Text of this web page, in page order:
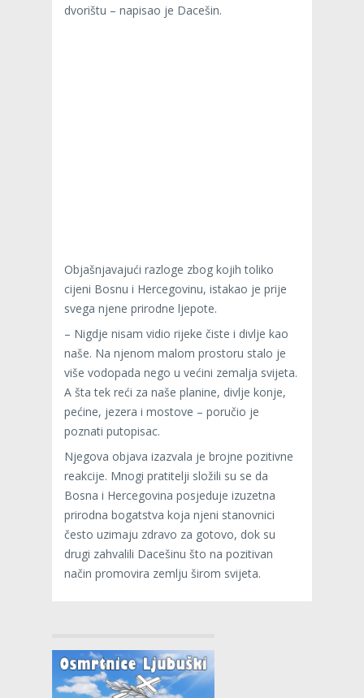
dvorištu – napisao je Dacešin.
Objašnjavajući razloge zbog kojih toliko
cijeni Bosnu i Hercegovinu, istakao je prije
svega njene prirodne ljepote.
– Nigdje nisam vidio rijeke čiste i divlje kao
naše. Na njenom malom prostoru stalo je
više vodopada nego u većini zemalja svijeta.
A šta tek reći za naše planine, divlje konje,
pećine, jezera i mostove – poručio je
poznati putopisac.
Njegova objava izazvala je brojne pozitivne
reakcije. Mnogi pratitelji složili su se da
Bosna i Hercegovina posjeduje izuzetna
prirodna bogatstva koja njeni stanovnici
često uzimaju zdravo za gotovo, dok su
drugi zahvalili Dacešinu što na pozitivan
način promovira zemlju širom svijeta.